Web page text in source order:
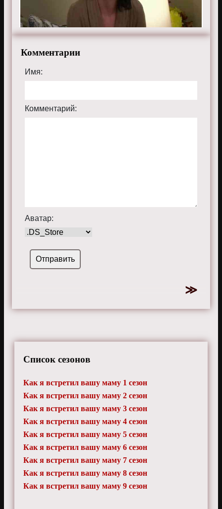
Комментарии
Имя:
Комментарий:
Аватар:
Список сезонов
Как я встретил вашу маму 1 сезон
Как я встретил вашу маму 2 сезон
Как я встретил вашу маму 3 сезон
Как я встретил вашу маму 4 сезон
Как я встретил вашу маму 5 сезон
Как я встретил вашу маму 6 сезон
Как я встретил вашу маму 7 сезон
Как я встретил вашу маму 8 сезон
Как я встретил вашу маму 9 сезон